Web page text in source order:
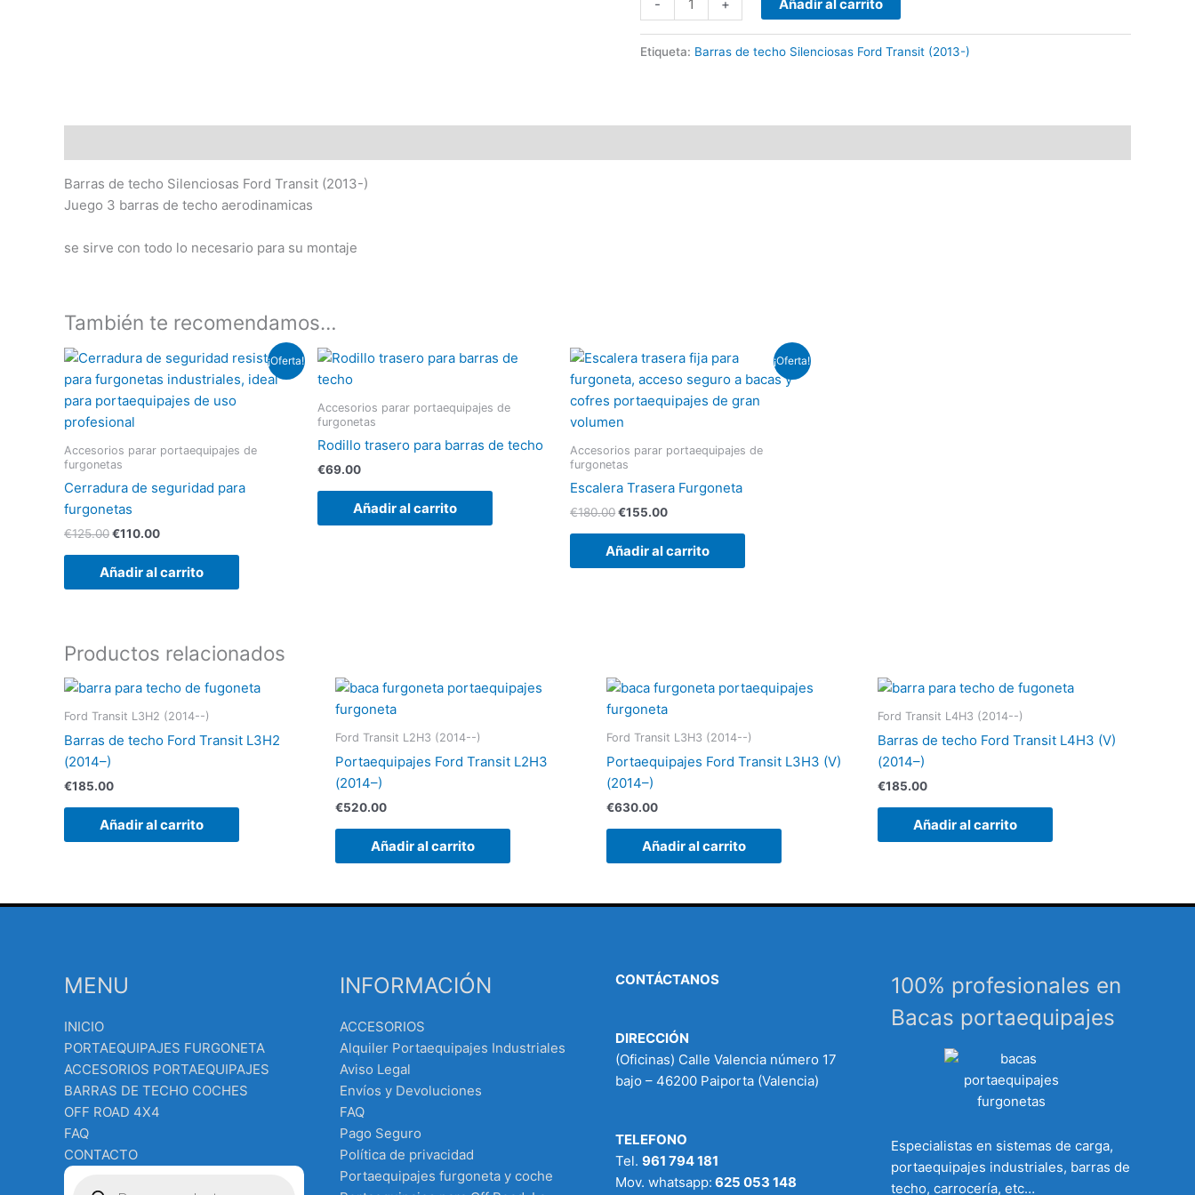
- + Añadir al carrito
Etiqueta: Barras de techo Silenciosas Ford Transit (2013-)
Barras de techo Silenciosas Ford Transit (2013-)
Juego 3 barras de techo aerodinamicas
se sirve con todo lo necesario para su montaje
También te recomendamos…
¡Oferta!
Accesorios parar portaequipajes de
furgonetas
Cerradura de seguridad para
furgonetas
€125.00
El
precio
original
era:
€125.00.
€110.00
El
precio
actual
es:
Añadir al carrito
Accesorios parar portaequipajes de
furgonetas
Rodillo trasero para barras de techo
€69.00
Añadir al carrito
¡Oferta!
Accesorios parar portaequipajes de
furgonetas
Escalera Trasera Furgoneta
€180.00
El
precio
original
era:
€155.00
El
precio
actual
es:
Añadir al carrito
Productos relacionados
Ford Transit L3H2 (2014--)
Barras de techo Ford Transit L3H2
(2014–)
€185.00
Añadir al carrito
Ford Transit L2H3 (2014--)
Portaequipajes Ford Transit L2H3
(2014–)
€520.00
Añadir al carrito
Ford Transit L3H3 (2014--)
Portaequipajes Ford Transit L3H3 (V)
(2014–)
€630.00
Añadir al carrito
Ford Transit L4H3 (2014--)
Barras de techo Ford Transit L4H3 (V)
(2014–)
€185.00
Añadir al carrito
MENU
INICIO
PORTAEQUIPAJES FURGONETA
ACCESORIOS PORTAEQUIPAJES
BARRAS DE TECHO COCHES
OFF ROAD 4X4
FAQ
CONTACTO
Búsqueda
INFORMACIÓN
ACCESORIOS
Alquiler Portaequipajes Industriales
Aviso Legal
Envíos y Devoluciones
FAQ
Pago Seguro
Política de privacidad
Portaequipajes furgoneta y coche
CONTÁCTANOS
DIRECCIÓN
(Oficinas) Calle Valencia número 17
bajo – 46200 Paiporta (Valencia)
TELEFONO
Tel. 961 794 181
Mov. whatsapp: 625 053 148
100% profesionales en
Bacas portaequipajes
Especialistas en sistemas de carga,
portaequipajes industriales, barras de
techo, carrocería, etc…